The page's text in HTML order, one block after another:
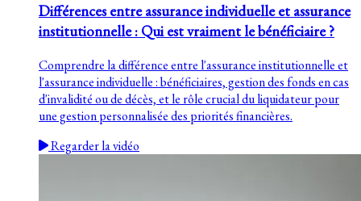
Différences entre assurance individuelle et assurance
institutionnelle : Qui est vraiment le bénéficiaire ?
Comprendre la différence entre l'assurance institutionnelle et
l'assurance individuelle : bénéficiaires, gestion des fonds en cas
d'invalidité ou de décès, et le rôle crucial du liquidateur pour
une gestion personnalisée des priorités financières.
Regarder la vidéo